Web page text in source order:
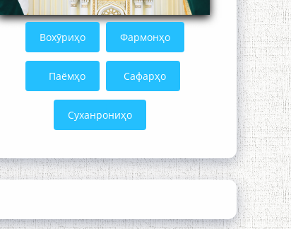
Вохӯриҳо Фармонҳо
Паёмҳо Сафарҳо
Суханрониҳо
Қадамҷо: Муҳаммадҷон Раҳимӣ
ЛОҲУТӢ - ФИЛМИ МУСТАНАД